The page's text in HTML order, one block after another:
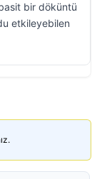
bir döküntü
etkileyebilen